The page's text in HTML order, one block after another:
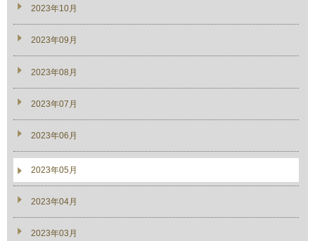
2023年10月
2023年09月
2023年08月
2023年07月
2023年06月
2023年05月
2023年04月
2023年03月